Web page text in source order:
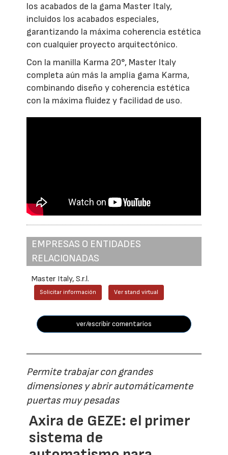
los acabados de la gama Master Italy,
incluidos los acabados especiales,
garantizando la máxima coherencia estética
con cualquier proyecto arquitectónico.
Con la manilla Karma 20°, Master Italy
completa aún más la amplia gama Karma,
combinando diseño y coherencia estética
con la máxima fluidez y facilidad de uso.
EMPRESAS O ENTIDADES
RELACIONADAS
Master Italy, S.r.l.
Solicitar información Ver stand virtual
ver/escribir comentarios
Permite trabajar con grandes
dimensiones y abrir automáticamente
puertas muy pesadas
Axira de GEZE: el primer
sistema de